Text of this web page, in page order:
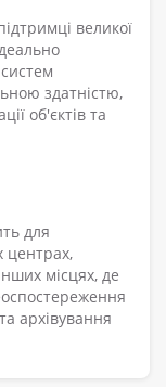
великої
здатністю,
об'єктів та
для
центрах,
місцях, де
архівування